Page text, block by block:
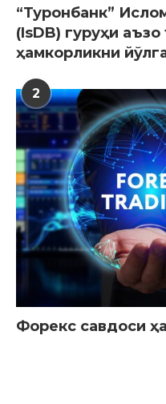
“Туронбанк”
(IsDB) гуруҳи
ҳамкорликни
2
Форекс савдоси